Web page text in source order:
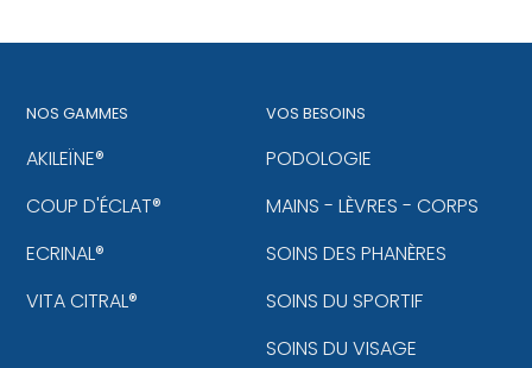
NOS GAMMES
AKILEÏNE®
COUP D'ÉCLAT®
ECRINAL®
VITA CITRAL®
VOS BESOINS
PODOLOGIE
MAINS - LÈVRES - CORPS
SOINS DES PHANÈRES
SOINS DU SPORTIF
SOINS DU VISAGE